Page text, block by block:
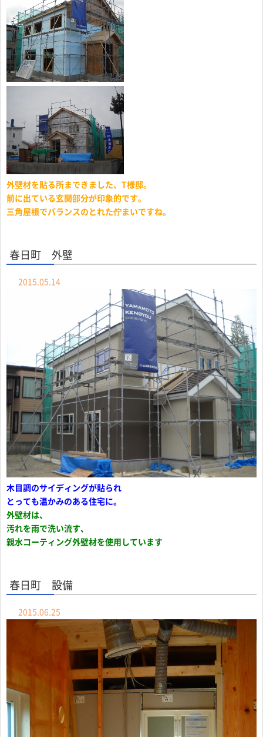
外壁材を貼る所まできました、T様邸。
前に出ている玄関部分が印象的です。
三角屋根でバランスのとれた佇まいですね。
春日町 外壁
2015.05.14
木目調のサイディングが貼られ
とっても温かみのある住宅に。
外壁材は、
汚れを雨で洗い流す、
親水コーティング外壁材を使用しています
春日町 設備
2015.06.25